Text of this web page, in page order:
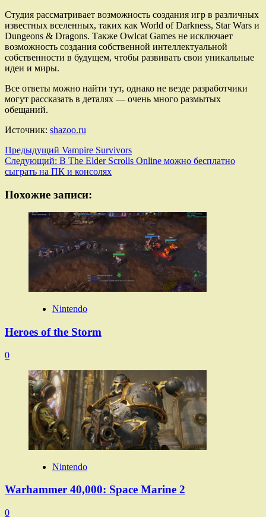
Студия рассматривает возможность создания игр в различных
известных вселенных, таких как World of Darkness, Star Wars и
Dungeons & Dragons. Также Owlcat Games не исключает
возможность создания собственной интеллектуальной
собственности в будущем, чтобы развивать свои уникальные
идеи и миры.
Все ответы можно найти тут, однако не везде разработчики
могут рассказать в деталях — очень много размытых
обещаний.
Источник: shazoo.ru
Навигация
записи
Предыдущий Vampire Survivors
Следующий: В The Elder Scrolls Online можно бесплатно
сыграть на ПК и консолях
Похожие записи:
Nintendo
Heroes of the Storm
0
Nintendo
Warhammer 40,000: Space Marine 2
0